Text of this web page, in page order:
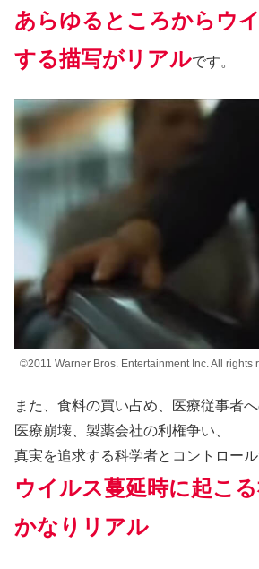
あらゆるところからウ
する描写がリアルです。
©2011 Warner Bros. Entertainment Inc. All rights
また、食料の買い占め、医療従事者へ
医療崩壊、製薬会社の利権争い、
真実を追求する科学者とコントロー
ウイルス蔓延時に起こ
かなりリアル